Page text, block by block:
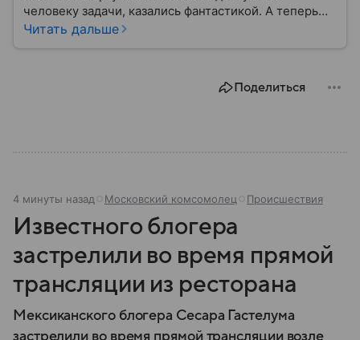
человеку задачи, казались фантастикой. А теперь
они стали реальностью: собрали главное о
Читать дальше
Поделиться
4 минуты назад Московский комсомолец Происшествия
Известного блогера
застрелили во время прямой
трансляции из ресторана
Мексиканского блогера Сесара Гастелума
застрелили во время прямой трансляции возле